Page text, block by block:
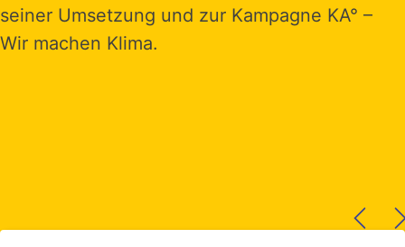
seiner Umsetzung und zur Kampagne KA° –
Wir machen Klima.